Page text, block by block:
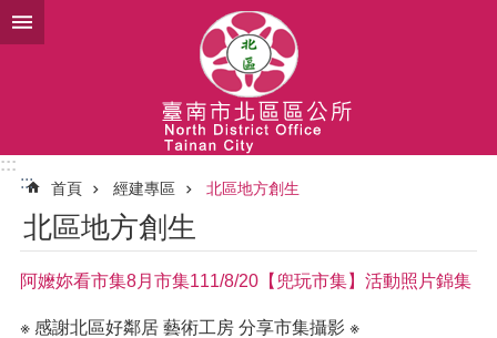
跳到主要內容區塊
:::
:::
首頁 經建專區 北區地方創生
北區地方創生
阿嬤妳看市集8月市集111/8/20【兜玩市集】活動照片錦集
※ 感謝北區好鄰居 藝術工房 分享市集攝影 ※